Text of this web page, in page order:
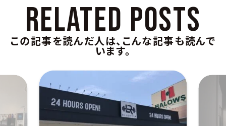
RELATED POSTS
この記事を読んだ人は、こんな記事も読んで
います。